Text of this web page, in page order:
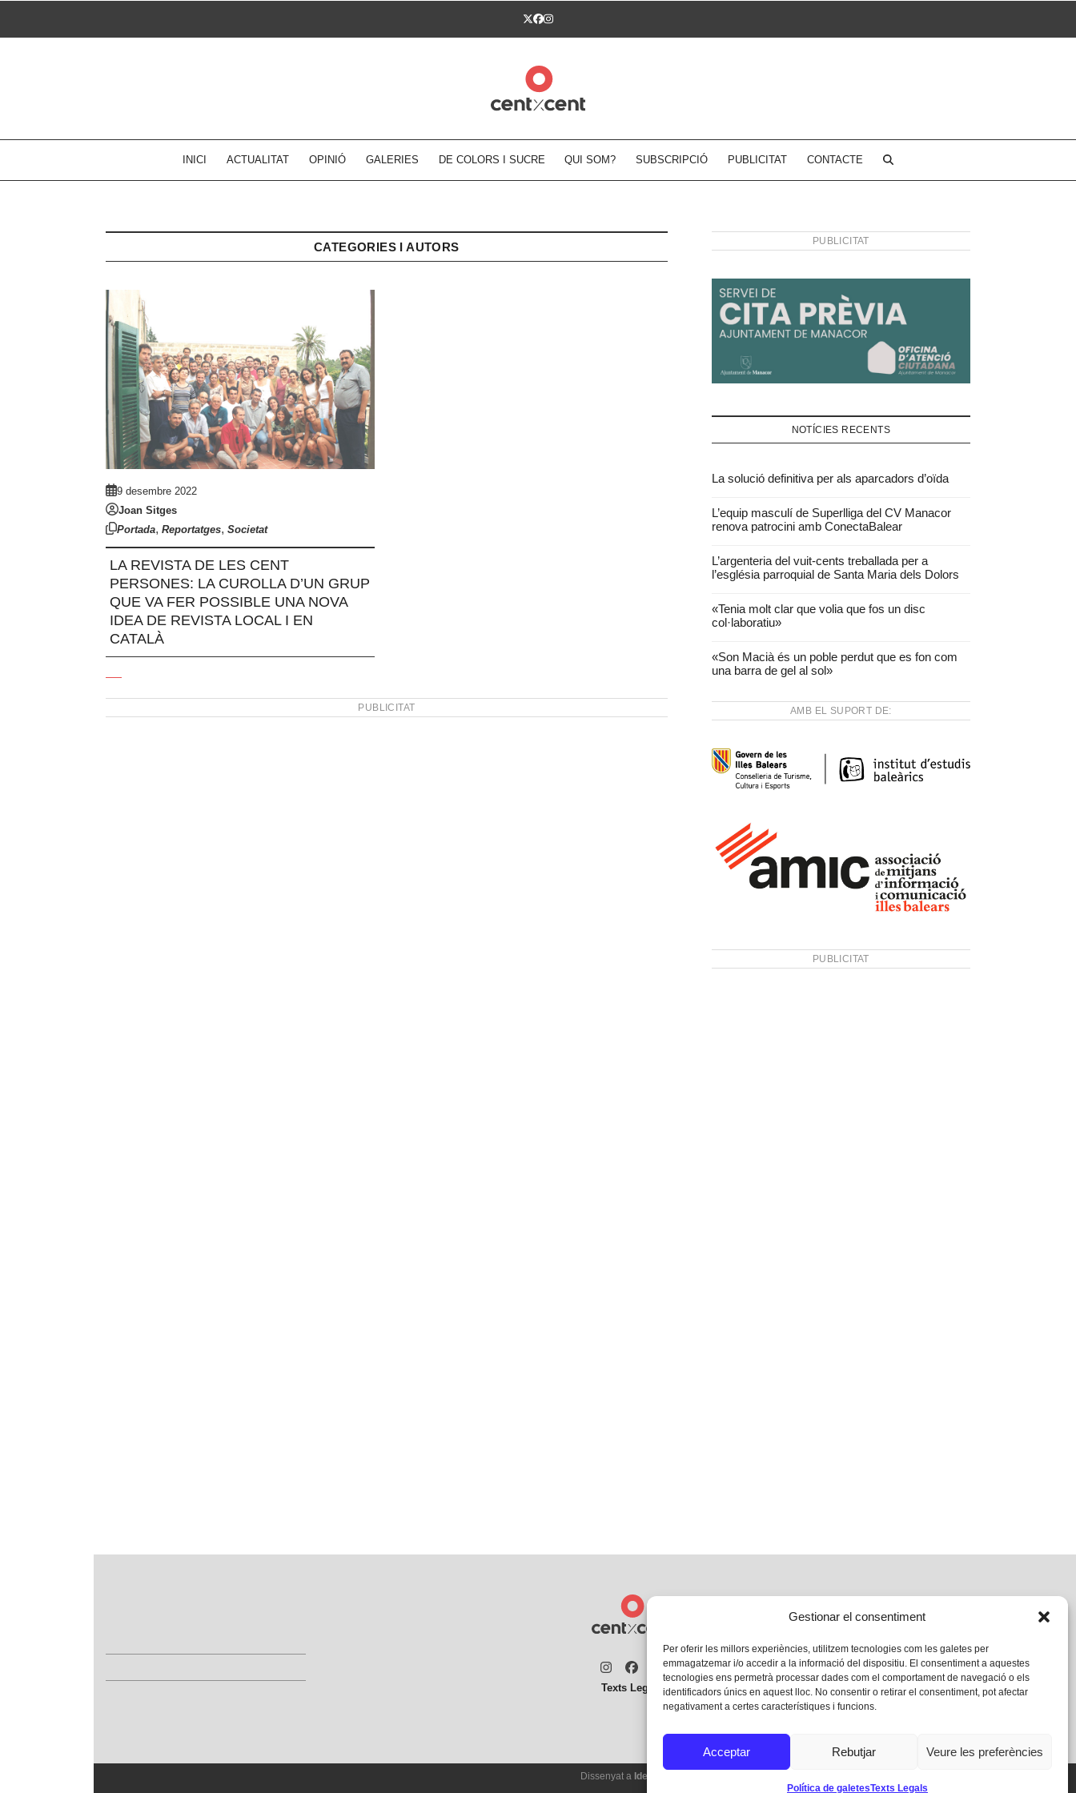
Gestionar el consentiment
Per oferir les millors experiències, utilitzem tecnologies com les galetes per
emmagatzemar i/o accedir a la informació del dispositiu. El consentiment a aquestes
tecnologies ens permetrà processar dades com el comportament de navegació o els
identificadors únics en aquest lloc. No consentir o retirar el consentiment, pot afectar
negativament a certes característiques i funcions.
Acceptar Rebutjar Veure les preferències
Política de galetesTexts Legals
Twitter
Facebook
Instagram
INICI ACTUALITAT OPINIÓ GALERIES DE COLORS I SUCRE QUI SOM? SUBSCRIPCIÓ PUBLICITAT CONTACTE
CATEGORIES I AUTORS
9 desembre 2022
Joan Sitges
Portada, Reportatges, Societat
LA REVISTA DE LES CENT
PERSONES: LA CUROLLA D’UN GRUP
QUE VA FER POSSIBLE UNA NOVA
IDEA DE REVISTA LOCAL I EN
CATALÀ
PUBLICITAT
PUBLICITAT
NOTÍCIES RECENTS
La solució definitiva per als aparcadors d’oïda
L’equip masculí de Superlliga del CV Manacor
renova patrocini amb ConectaBalear
L’argenteria del vuit-cents treballada per a
l’església parroquial de Santa Maria dels Dolors
«Tenia molt clar que volia que fos un disc
col·laboratiu»
«Son Macià és un poble perdut que es fon com
una barra de gel al sol»
AMB EL SUPORT DE:
PUBLICITAT
Instagram
Facebook
Twitter
Texts Legals
Dissenyat a Ideograma